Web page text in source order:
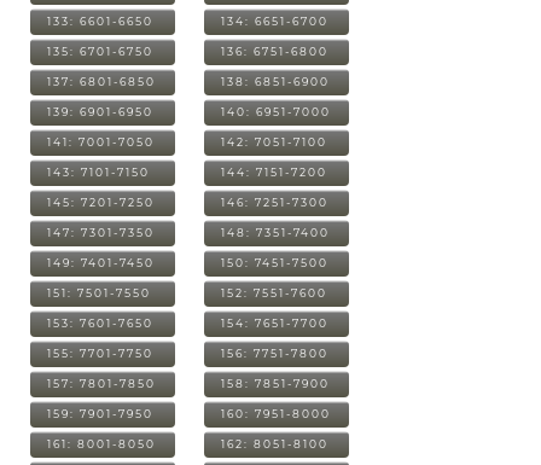
133: 6601-6650 134: 6651-6700
135: 6701-6750 136: 6751-6800
137: 6801-6850 138: 6851-6900
139: 6901-6950 140: 6951-7000
141: 7001-7050 142: 7051-7100
143: 7101-7150 144: 7151-7200
145: 7201-7250 146: 7251-7300
147: 7301-7350 148: 7351-7400
149: 7401-7450 150: 7451-7500
151: 7501-7550 152: 7551-7600
153: 7601-7650 154: 7651-7700
155: 7701-7750 156: 7751-7800
157: 7801-7850 158: 7851-7900
159: 7901-7950 160: 7951-8000
161: 8001-8050 162: 8051-8100